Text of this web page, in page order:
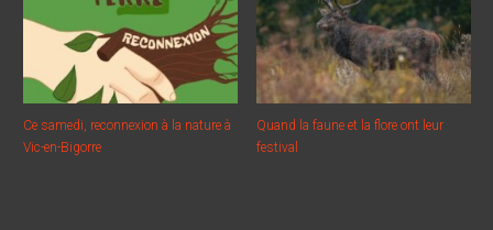
Ce samedi, reconnexion à la nature à
Vic-en-Bigorre
Quand la faune et la flore ont leur
festival